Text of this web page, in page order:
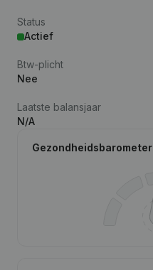
Status
Actief
Btw-plicht
Nee
Laatste balansjaar
N/A
Gezondheidsbarometer